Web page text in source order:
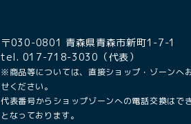
〒030-0801 青森県青森市新町1-7-1
tel. 017-718-3030（代表）
※商品等については、直接ショップ・ゾーンへ
せください。
代表番号からショップゾーンへの電話交換はで
となっております。